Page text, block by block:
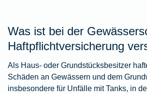
Was ist bei der
Haftpflichtversicherung
Als Haus- oder Grundstücksbesitzer
Schäden an Gewässern und dem
insbesondere für Unfälle mit Tanks, in